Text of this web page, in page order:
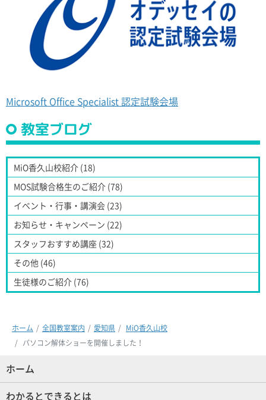
Microsoft Office Specialist 認定試験会場
教室ブログ
MiO香久山校紹介 (18)
MOS試験合格生のご紹介 (78)
イベント・行事・講演会 (23)
お知らせ・キャンペーン (22)
スタッフおすすめ講座 (32)
その他 (46)
生徒様のご紹介 (76)
ホーム 全国教室案内 愛知県
MiO香久山校
パソコン解体ショーを開催しました！
ホーム
わかるとできるとは